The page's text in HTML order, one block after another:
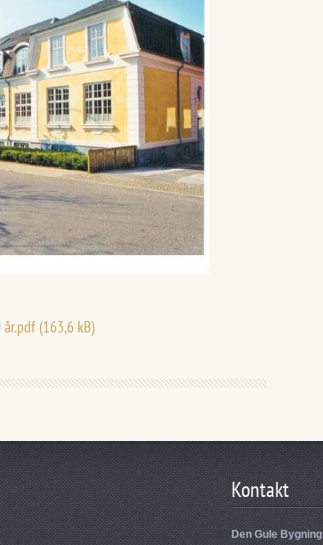
(163,6 kB)
Kontakt
Den Gule Bygning